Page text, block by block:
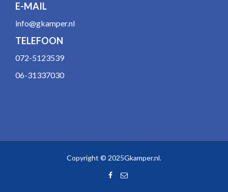
E-MAIL
info@gkamper.nl
TELEFOON
072-5123539
06-31337030
Copyright © 2025Gkamper.nl.